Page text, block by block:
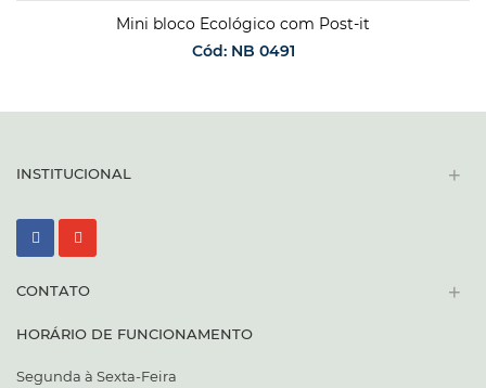
Mini bloco Ecológico com Post-it
Cód: NB 0491
SOLICITAR ORÇAMENTO
INSTITUCIONAL +
CONTATO +
HORÁRIO DE FUNCIONAMENTO
Segunda à Sexta-Feira